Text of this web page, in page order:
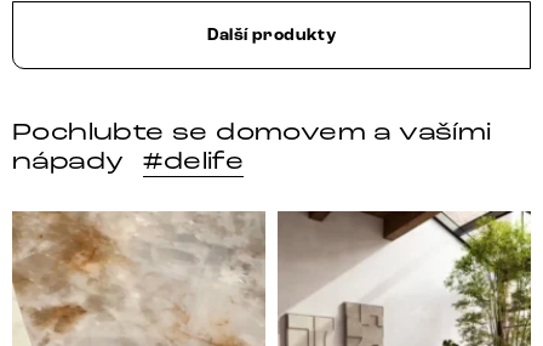
Další produkty
Pochlubte se domovem a vašími
nápady
#delife
DELIFE – Nábytek, který promění dům v domov. Domo
Místo, kam se budeš těšit